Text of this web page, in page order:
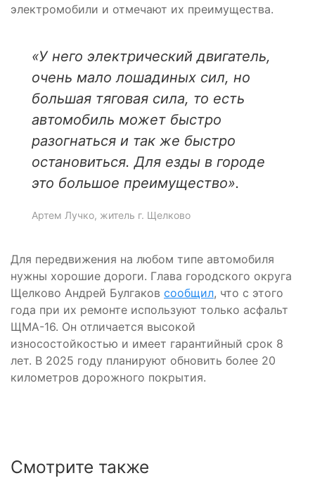
электромобили и отмечают их преимущества.
«У него электрический двигатель,
очень мало лошадиных сил, но
большая тяговая сила, то есть
автомобиль может быстро
разогнаться и так же быстро
остановиться. Для езды в городе
это большое преимущество».
Артем Лучко, житель г. Щелково
Для передвижения на любом типе автомобиля
нужны хорошие дороги. Глава городского округа
Щелково Андрей Булгаков сообщил, что с этого
года при их ремонте используют только асфальт
ЩМА-16. Он отличается высокой
износостойкостью и имеет гарантийный срок 8
лет. В 2025 году планируют обновить более 20
километров дорожного покрытия.
Смотрите также